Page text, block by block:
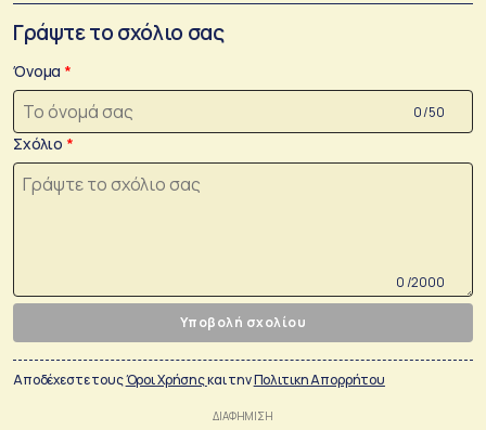
Γράψτε το σχόλιο σας
Όνομα
0 /50
Σχόλιο
0 /2000
Υποβολή σχολίου
Αποδέχεστε τουςΌροι Χρήσηςκαι τηνΠολιτικη Απορρήτου